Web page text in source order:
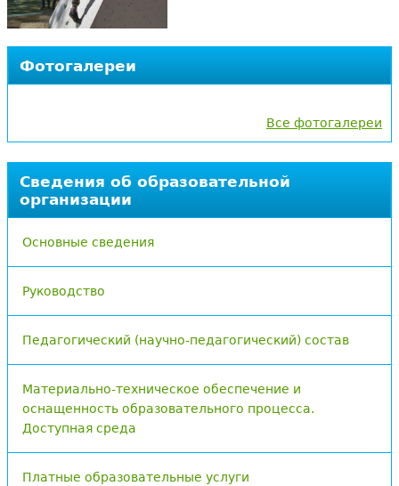
Фотогалереи
Все фотогалереи
Сведения об образовательной
организации
Основные сведения
Руководство
Педагогический (научно-педагогический) состав
Материально-техническое обеспечение и
оснащенность образовательного процесса.
Доступная среда
Платные образовательные услуги